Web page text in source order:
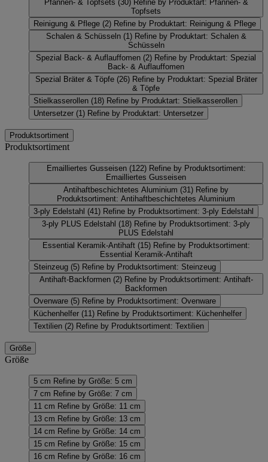
Pfannen- & Topfsets (30) Refine by Produktart: Pfannen- &
Topfsets
Reinigung & Pflege (2) Refine by Produktart: Reinigung & Pflege
Schalen & Schüsseln (1) Refine by Produktart: Schalen &
Schüsseln
Spezial Back- & Auflauffomen (2) Refine by Produktart: Spezial
Back- & Auflauffomen
Spezial Bräter & Töpfe (26) Refine by Produktart: Spezial Bräter
& Töpfe
Stielkasserollen (18) Refine by Produktart: Stielkasserollen
Untersetzer (1) Refine by Produktart: Untersetzer
Produktsortiment
Produktsortiment
Emailliertes Gusseisen (122) Refine by Produktsortiment:
Emailliertes Gusseisen
Antihaftbeschichtetes Aluminium (31) Refine by
Produktsortiment: Antihaftbeschichtetes Aluminium
3-ply Edelstahl (41) Refine by Produktsortiment: 3-ply Edelstahl
3-ply PLUS Edelstahl (18) Refine by Produktsortiment: 3-ply
PLUS Edelstahl
Essential Keramik-Antihaft (15) Refine by Produktsortiment:
Essential Keramik-Antihaft
Steinzeug (5) Refine by Produktsortiment: Steinzeug
Antihaft-Backformen (2) Refine by Produktsortiment: Antihaft-
Backformen
Ovenware (5) Refine by Produktsortiment: Ovenware
Küchenhelfer (11) Refine by Produktsortiment: Küchenhelfer
Textilien (2) Refine by Produktsortiment: Textilien
Größe
Größe
5 cm Refine by Größe: 5 cm
7 cm Refine by Größe: 7 cm
11 cm Refine by Größe: 11 cm
13 cm Refine by Größe: 13 cm
14 cm Refine by Größe: 14 cm
15 cm Refine by Größe: 15 cm
16 cm Refine by Größe: 16 cm